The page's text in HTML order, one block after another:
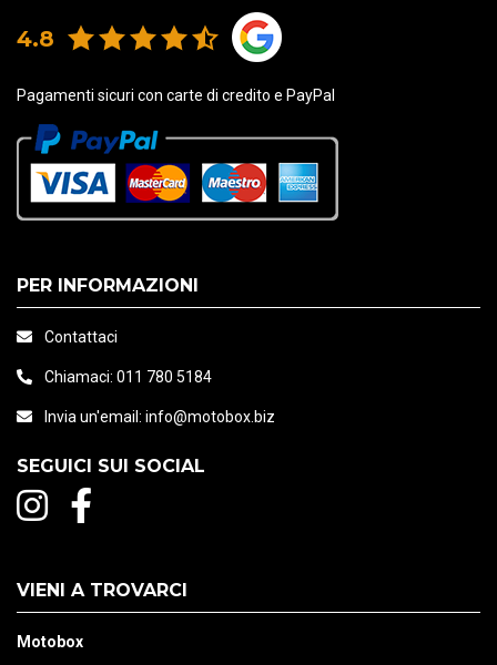
4.8
Pagamenti sicuri con carte di credito e PayPal
PER INFORMAZIONI
Contattaci
Chiamaci: 011 780 5184
Invia un'email: info@motobox.biz
SEGUICI SUI SOCIAL
VIENI A TROVARCI
Motobox